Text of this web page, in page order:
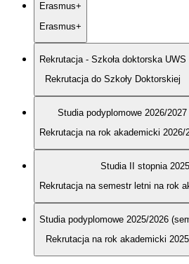
Erasmus+
Erasmus+
Rekrutacja - Szkoła doktorska UWS
Rekrutacja do Szkoły Doktorskiej
Studia podyplomowe 2026/2027
Rekrutacja na rok akademicki 2026/
Studia II stopnia
Rekrutacja na semestr letni na rok
Studia podyplomowe 2025/2026
Rekrutacja na rok akademicki